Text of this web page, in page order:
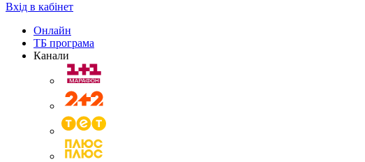
Вхід в кабінет
Онлайн
ТБ програма
Канали